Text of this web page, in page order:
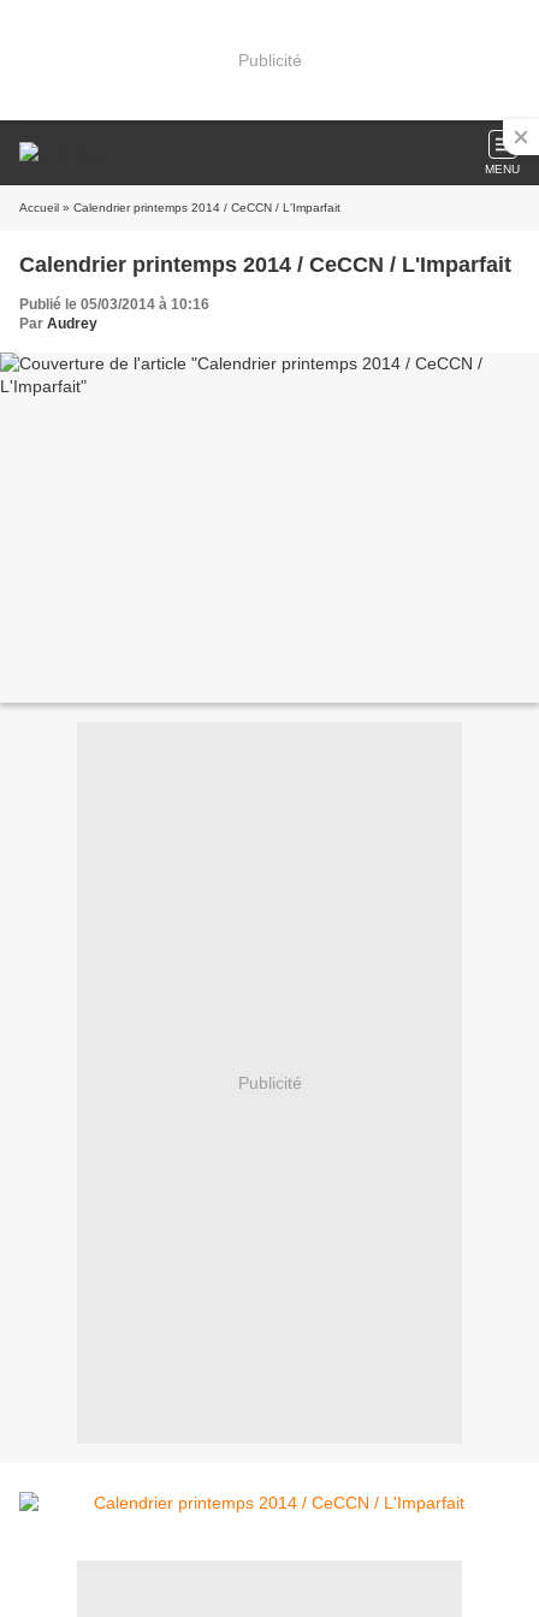
Publicité
MENU
Accueil » Calendrier printemps 2014 / CeCCN / L'Imparfait
Calendrier printemps 2014 / CeCCN / L'Imparfait
Publié le 05/03/2014 à 10:16
Par Audrey
Publicité